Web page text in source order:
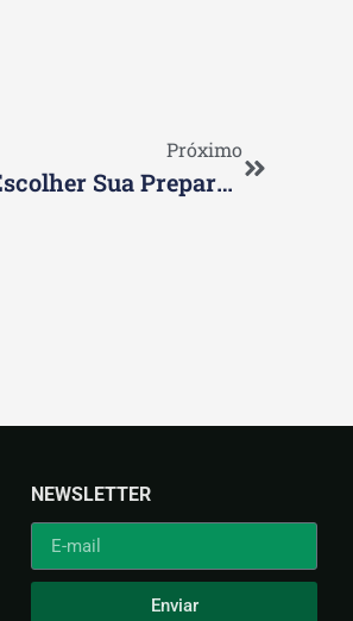
Próximo
Melhor Curso CPA 20: O Que É E Como Escolher Sua Preparação Ideal
NEWSLETTER
Enviar